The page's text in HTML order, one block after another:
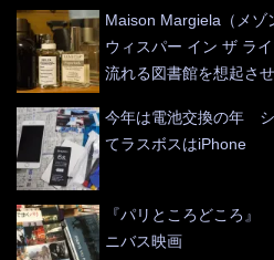
Maison Margiela（メ
ウィスパー イン ザ ラ
流れる図書館を想起さ
今年は電池交換の年
てラスボスはiPhone
『パリところどころ
ニバス映画